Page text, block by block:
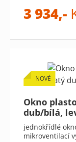
3 934,-
NOVÉ
Okno
dub/bílá,
jednokřídlé
mikroventilací